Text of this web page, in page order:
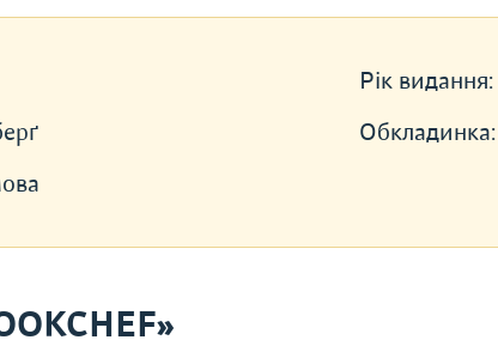
Рік видання:
Обкладинка: